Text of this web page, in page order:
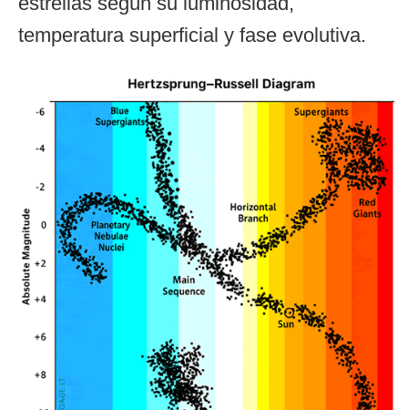
temperatura superficial y fase evolutiva.